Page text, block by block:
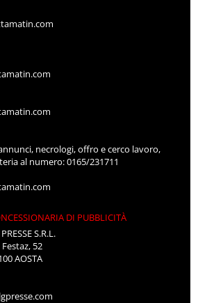
necrologi, offro e cerco lavoro,
al numero: 0165/231711
DI PUBBLICITÀ
S.R.L.
52
AOSTA